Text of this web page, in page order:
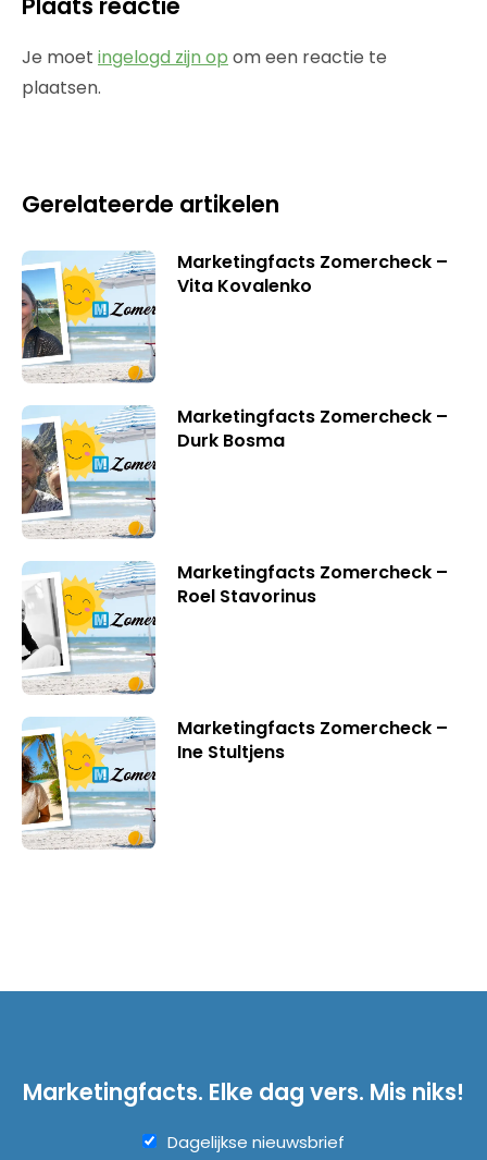
Je moet ingelogd zijn op om een reactie te
plaatsen.
Gerelateerde artikelen
Marketingfacts Zomercheck –
Vita Kovalenko
Marketingfacts Zomercheck –
Durk Bosma
Marketingfacts Zomercheck –
Roel Stavorinus
Marketingfacts Zomercheck –
Ine Stultjens
Marketingfacts. Elke dag vers. Mis niks!
Dagelijkse nieuwsbrief